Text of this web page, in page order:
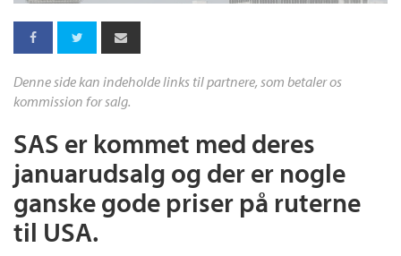
Denne side kan indeholde links til partnere, som betaler os
kommission for salg.
SAS er kommet med deres
januarudsalg og der er nogle
ganske gode priser på ruterne
til USA.